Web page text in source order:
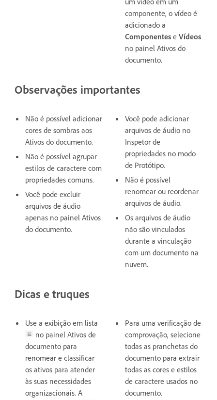
componente, o vídeo é
adicionado a
Componentes e Vídeos
no painel Ativos do
documento.
Observações importantes
Não é possível adicionar
cores de sombras aos
Ativos do documento.
Não é possível agrupar
estilos de caractere com
propriedades comuns.
Você pode excluir
arquivos de áudio
apenas no painel Ativos
do documento.
Você pode adicionar
arquivos de áudio no
Inspetor de
propriedades no modo
de Protótipo.
Não é possível
renomear ou reordenar
arquivos de áudio.
Os arquivos de áudio
não são vinculados
durante a vinculação
com um documento na
nuvem.
Dicas e truques
Use a exibição em lista
no painel Ativos de
documento para
renomear e classificar
os ativos para atender
às suas necessidades
organizacionais. A
Para uma verificação de
comprovação, selecione
todas as pranchetas do
documento para extrair
todas as cores e estilos
de caractere usados no
documento.